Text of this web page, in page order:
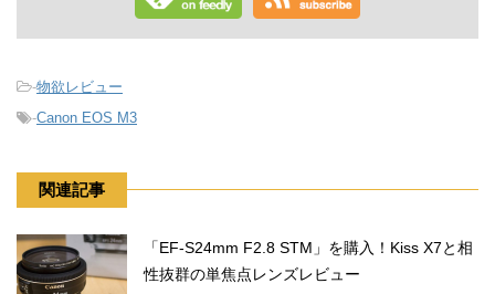
-物欲レビュー
-Canon EOS M3
関連記事
「EF-S24mm F2.8 STM」を購入！Kiss X7と相
性抜群の単焦点レンズレビュー